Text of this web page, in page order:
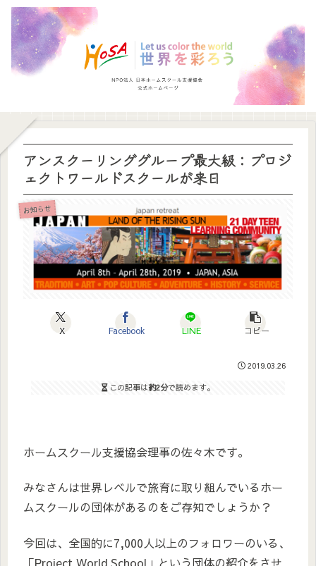
アンスクーリンググループ最大級：プロジ
ェクトワールドスクールが来日
お知らせ
X Facebook LINE コピー
2019.03.26
この記事は約2分で読めます。
ホームスクール支援協会理事の佐々木です。
みなさんは世界レベルで旅育に取り組んでいるホー
ムスクールの団体があるのをご存知でしょうか？
今回は、全国的に7,000人以上のフォロワーのいる、
「Project World School」という団体の紹介をさせ